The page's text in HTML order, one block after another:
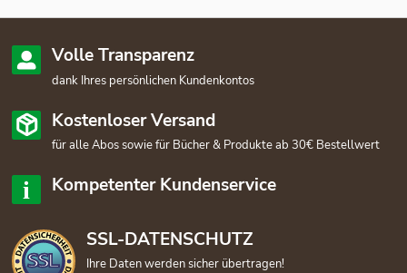
Volle Transparenz
dank Ihres persönlichen Kundenkontos
Kostenloser Versand
für alle Abos sowie für Bücher & Produkte ab 30€ Bestellwert
Kompetenter Kundenservice
SSL-DATENSCHUTZ
Ihre Daten werden sicher übertragen!